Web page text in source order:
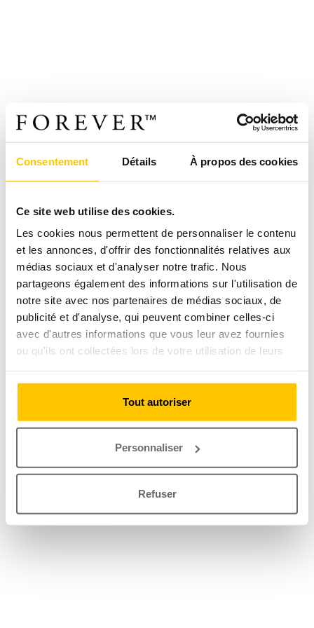
Consentement Détails À propos des cookies
Ce site web utilise des cookies.
Les cookies nous permettent de personnaliser le contenu
et les annonces, d'offrir des fonctionnalités relatives aux
médias sociaux et d'analyser notre trafic. Nous
partageons également des informations sur l'utilisation de
notre site avec nos partenaires de médias sociaux, de
publicité et d'analyse, qui peuvent combiner celles-ci
avec d'autres informations que vous leur avez fournies
ou qu'ils ont collectées lors de votre utilisation de leurs
Tout autoriser
Personnaliser
Refuser